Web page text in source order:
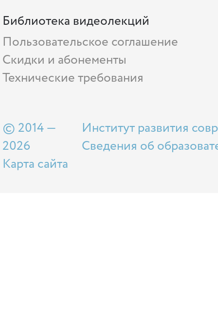
Библиотека видеолекций
Пользовательское соглашение
Скидки и абонементы
Технические требования
© 2014 —
2026
Карта сайта
Институт развития
Сведения об